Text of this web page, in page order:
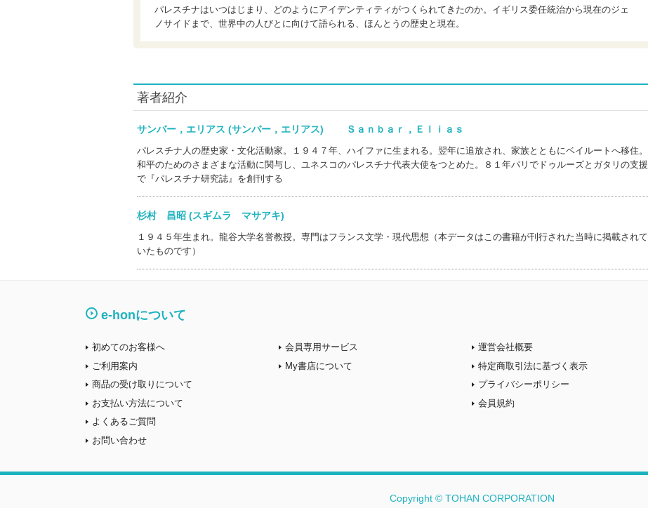
パレスチナはいつはじまり、どのようにアイデンティティがつくられてきたのか。イギリス委任統治から現在のジェ
ノサイドまで、世界中の人びとに向けて語られる、ほんとうの歴史と現在。
著者紹介
サンバー，エリアス (サンバー，エリアス) Ｓａｎｂａｒ，Ｅｌｉａｓ
パレスチナ人の歴史家・文化活動家。１９４７年、ハイファに生まれる。翌年に追放され、家族とともにベイルートへ移住。
和平のためのさまざまな活動に関与し、ユネスコのパレスチナ代表大使をつとめた。８１年パリでドゥルーズとガタリの支援
で『パレスチナ研究誌』を創刊する
杉村 昌昭 (スギムラ マサアキ)
１９４５年生まれ。龍谷大学名誉教授。専門はフランス文学・現代思想（本データはこの書籍が刊行された当時に掲載されて
いたものです）
e-honについて
初めてのお客様へ
ご利用案内
商品の受け取りについて
お支払い方法について
よくあるご質問
お問い合わせ
会員専用サービス
My書店について
運営会社概要
特定商取引法に基づく表示
プライバシーポリシー
会員規約
Copyright © TOHAN CORPORATION